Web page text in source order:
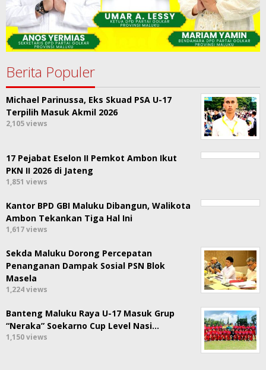
Berita Populer
Michael Parinussa, Eks Skuad PSA U-17
Terpilih Masuk Akmil 2026
2,105 views
17 Pejabat Eselon II Pemkot Ambon Ikut
PKN II 2026 di Jateng
1,851 views
Kantor BPD GBI Maluku Dibangun, Walikota
Ambon Tekankan Tiga Hal Ini
1,617 views
Sekda Maluku Dorong Percepatan
Penanganan Dampak Sosial PSN Blok
Masela
1,224 views
Banteng Maluku Raya U-17 Masuk Grup
“Neraka” Soekarno Cup Level Nasi…
1,150 views